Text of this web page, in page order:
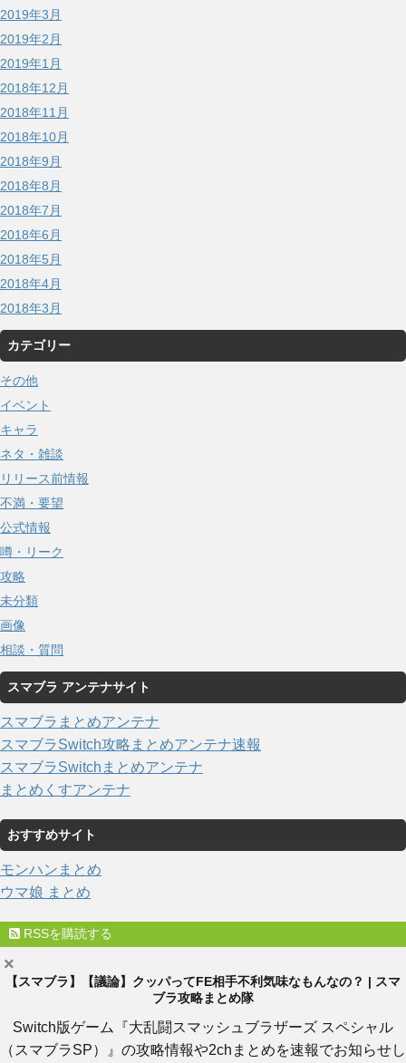
2019年3月
2019年2月
2019年1月
2018年12月
2018年11月
2018年10月
2018年9月
2018年8月
2018年7月
2018年6月
2018年5月
2018年4月
2018年3月
カテゴリー
その他
イベント
キャラ
ネタ・雑談
リリース前情報
不満・要望
公式情報
噂・リーク
攻略
未分類
画像
相談・質問
スマブラ アンテナサイト
スマブラまとめアンテナ
スマブラSwitch攻略まとめアンテナ速報
スマブラSwitchまとめアンテナ
まとめくすアンテナ
おすすめサイト
モンハンまとめ
ウマ娘 まとめ
RSSを購読する
×
【スマブラ】【議論】クッパってFE相手不利気味なもんなの？ | スマ
ブラ攻略まとめ隊
Switch版ゲーム『大乱闘スマッシュブラザーズ スペシャル
（スマブラSP）』の攻略情報や2chまとめを速報でお知らせし